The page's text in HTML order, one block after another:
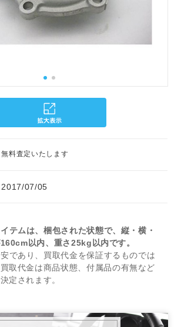
無料査定いたします
2017/07/05
テムは、梱包された状態で、縦・横・
以内、重さ25kg以内です。
であり、買取代金を保証するものでは
取代金は商品状態、付属品の有無など
定されます。